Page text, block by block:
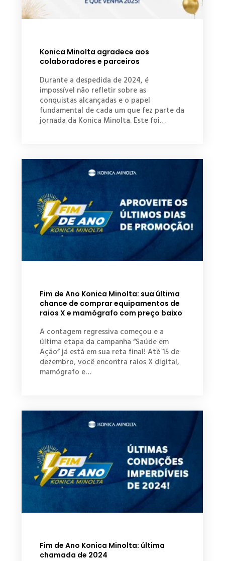
Konica Minolta agradece aos
colaboradores e parceiros
Durante a despedida de 2024, é
impossível não refletir sobre as
conquistas alcançadas e o papel
fundamental de cada um que fez parte da
jornada da Konica Minolta. Este foi…
Fim de Ano Konica Minolta: sua última
chance de comprar equipamentos de
raios X e mamógrafo com preço baixo
A contagem regressiva começou e a
última etapa da campanha “Saúde em
Ação” já está em sua reta final! Até 15 de
dezembro, você encontra raios X digital,
mamógrafo e…
Fim de Ano Konica Minolta: última
chamada de 2024